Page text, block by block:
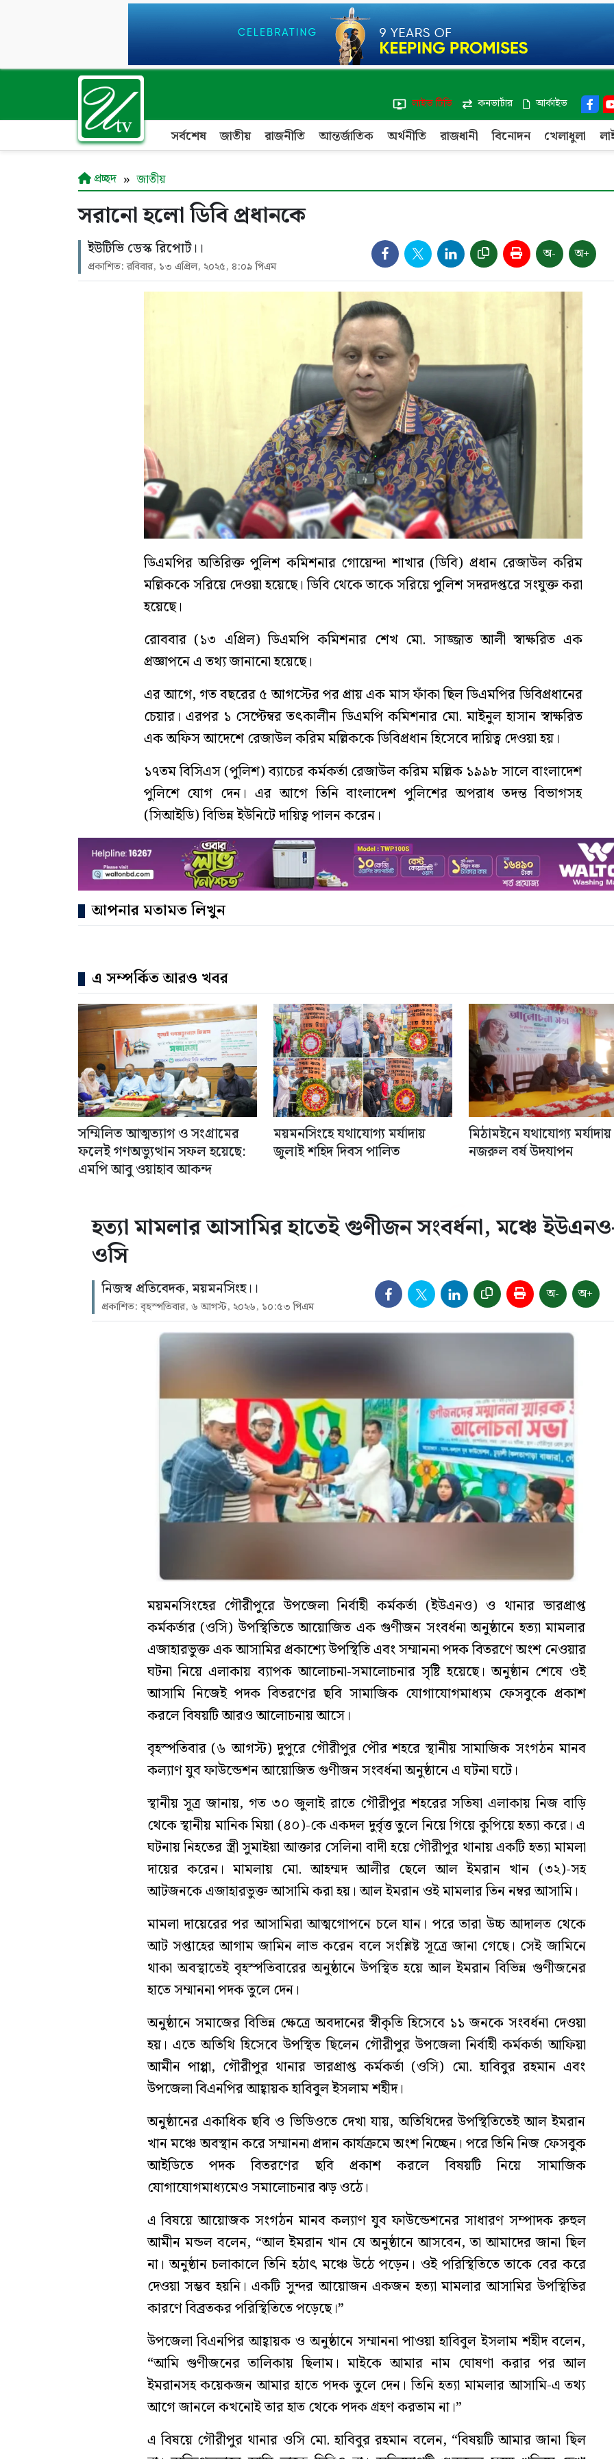
লাইভ টিভি
কনভার্টার আর্কাইভ
সর্বশেষ জাতীয় রাজনীতি আন্তর্জাতিক অর্থনীতি রাজধানী বিনোদন খেলাধুলা
প্রচ্ছদ জাতীয়
সরানো হলো ডিবি প্রধানকে
ইউটিভি ডেস্ক রিপোর্ট।।
প্রকাশিত: রবিবার, ১৩ এপ্রিল, ২০২৫, ৪:০৯ পিএম
অ- অ+
ডিএমপির অতিরিক্ত পুলিশ কমিশনার গোয়েন্দা শাখার (ডিবি) প্রধান রেজাউল করিম
মল্লিককে সরিয়ে দেওয়া হয়েছে। ডিবি থেকে তাকে সরিয়ে পুলিশ সদরদপ্তরে সংযুক্ত করা
হয়েছে।
রোববার (১৩ এপ্রিল) ডিএমপি কমিশনার শেখ মো. সাজ্জাত আলী স্বাক্ষরিত এক
প্রজ্ঞাপনে এ তথ্য জানানো হয়েছে।
এর আগে, গত বছরের ৫ আগস্টের পর প্রায় এক মাস ফাঁকা ছিল ডিএমপির ডিবিপ্রধানের
চেয়ার। এরপর ১ সেপ্টেম্বর তৎকালীন ডিএমপি কমিশনার মো. মাইনুল হাসান স্বাক্ষরিত
এক অফিস আদেশে রেজাউল করিম মল্লিককে ডিবিপ্রধান হিসেবে দায়িত্ব দেওয়া হয়।
১৭তম বিসিএস (পুলিশ) ব্যাচের কর্মকর্তা রেজাউল করিম মল্লিক ১৯৯৮ সালে বাংলাদেশ
পুলিশে যোগ দেন। এর আগে তিনি বাংলাদেশ পুলিশের অপরাধ তদন্ত বিভাগসহ
(সিআইডি) বিভিন্ন ইউনিটে দায়িত্ব পালন করেন।
আপনার মতামত লিখুন
এ সম্পর্কিত আরও খবর
সম্মিলিত আত্মত্যাগ ও সংগ্রামের
ফলেই গণঅভ্যুত্থান সফল হয়েছে:
এমপি আবু ওয়াহাব আকন্দ
ময়মনসিংহে যথাযোগ্য মর্যাদায়
জুলাই শহিদ দিবস পালিত
মিঠামইনে যথাযোগ্য মর্যাদায়
নজরুল বর্ষ উদযাপন
হত্যা মামলার আসামির হাতেই গুণীজন সংবর্ধনা, মঞ্চে
ওসি
নিজস্ব প্রতিবেদক, ময়মনসিংহ।।
প্রকাশিত: বৃহস্পতিবার, ৬ আগস্ট, ২০২৬, ১০:৫৩ পিএম
অ- অ+
ময়মনসিংহের গৌরীপুরে উপজেলা নির্বাহী কর্মকর্তা (ইউএনও) ও থানার ভারপ্রাপ্ত
কর্মকর্তার (ওসি) উপস্থিতিতে আয়োজিত এক গুণীজন সংবর্ধনা অনুষ্ঠানে হত্যা মামলার
এজাহারভুক্ত এক আসামির প্রকাশ্যে উপস্থিতি এবং সম্মাননা পদক বিতরণে অংশ নেওয়ার
ঘটনা নিয়ে এলাকায় ব্যাপক আলোচনা-সমালোচনার সৃষ্টি হয়েছে। অনুষ্ঠান শেষে ওই
আসামি নিজেই পদক বিতরণের ছবি সামাজিক যোগাযোগমাধ্যম ফেসবুকে প্রকাশ
করলে বিষয়টি আরও আলোচনায় আসে।
বৃহস্পতিবার (৬ আগস্ট) দুপুরে গৌরীপুর পৌর শহরে স্থানীয় সামাজিক সংগঠন মানব
কল্যাণ যুব ফাউন্ডেশন আয়োজিত গুণীজন সংবর্ধনা অনুষ্ঠানে এ ঘটনা ঘটে।
স্থানীয় সূত্র জানায়, গত ৩০ জুলাই রাতে গৌরীপুর শহরের সতিষা এলাকায় নিজ বাড়ি
থেকে স্থানীয় মানিক মিয়া (৪০)-কে একদল দুর্বৃত্ত তুলে নিয়ে গিয়ে কুপিয়ে হত্যা করে। এ
ঘটনায় নিহতের স্ত্রী সুমাইয়া আক্তার সেলিনা বাদী হয়ে গৌরীপুর থানায় একটি হত্যা মামলা
দায়ের করেন। মামলায় মো. আহম্মদ আলীর ছেলে আল ইমরান খান (৩২)-সহ
আটজনকে এজাহারভুক্ত আসামি করা হয়। আল ইমরান ওই মামলার তিন নম্বর আসামি।
মামলা দায়েরের পর আসামিরা আত্মগোপনে চলে যান। পরে তারা উচ্চ আদালত থেকে
আট সপ্তাহের আগাম জামিন লাভ করেন বলে সংশ্লিষ্ট সূত্রে জানা গেছে। সেই জামিনে
থাকা অবস্থাতেই বৃহস্পতিবারের অনুষ্ঠানে উপস্থিত হয়ে আল ইমরান বিভিন্ন গুণীজনের
হাতে সম্মাননা পদক তুলে দেন।
অনুষ্ঠানে সমাজের বিভিন্ন ক্ষেত্রে অবদানের স্বীকৃতি হিসেবে ১১ জনকে সংবর্ধনা দেওয়া
হয়। এতে অতিথি হিসেবে উপস্থিত ছিলেন গৌরীপুর উপজেলা নির্বাহী কর্মকর্তা আফিয়া
আমীন পাপ্পা, গৌরীপুর থানার ভারপ্রাপ্ত কর্মকর্তা (ওসি) মো. হাবিবুর রহমান এবং
উপজেলা বিএনপির আহ্বায়ক হাবিবুল ইসলাম শহীদ।
অনুষ্ঠানের একাধিক ছবি ও ভিডিওতে দেখা যায়, অতিথিদের উপস্থিতিতেই আল ইমরান
খান মঞ্চে অবস্থান করে সম্মাননা প্রদান কার্যক্রমে অংশ নিচ্ছেন। পরে তিনি নিজ ফেসবুক
আইডিতে পদক বিতরণের ছবি প্রকাশ করলে বিষয়টি নিয়ে সামাজিক
যোগাযোগমাধ্যমেও সমালোচনার ঝড় ওঠে।
এ বিষয়ে আয়োজক সংগঠন মানব কল্যাণ যুব ফাউন্ডেশনের সাধারণ সম্পাদক রুহুল
আমীন মন্ডল বলেন, “আল ইমরান খান যে অনুষ্ঠানে আসবেন, তা আমাদের জানা ছিল
না। অনুষ্ঠান চলাকালে তিনি হঠাৎ মঞ্চে উঠে পড়েন। ওই পরিস্থিতিতে তাকে বের করে
দেওয়া সম্ভব হয়নি। একটি সুন্দর আয়োজন একজন হত্যা মামলার আসামির উপস্থিতির
কারণে বিব্রতকর পরিস্থিতিতে পড়েছে।”
উপজেলা বিএনপির আহ্বায়ক ও অনুষ্ঠানে সম্মাননা পাওয়া হাবিবুল ইসলাম শহীদ বলেন,
“আমি গুণীজনের তালিকায় ছিলাম। মাইকে আমার নাম ঘোষণা করার পর আল
ইমরানসহ কয়েকজন আমার হাতে পদক তুলে দেন। তিনি হত্যা মামলার আসামি-এ তথ্য
আগে জানলে কখনোই তার হাত থেকে পদক গ্রহণ করতাম না।”
এ বিষয়ে গৌরীপুর থানার ওসি মো. হাবিবুর রহমান বলেন, “বিষয়টি আমার জানা ছিল